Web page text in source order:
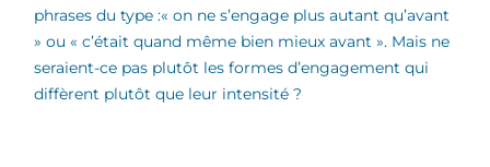
phrases du type :« on ne s’engage plus autant qu’avant
» ou « c’était quand même bien mieux avant ». Mais ne
seraient-ce pas plutôt les formes d’engagement qui
diffèrent plutôt que leur intensité ?